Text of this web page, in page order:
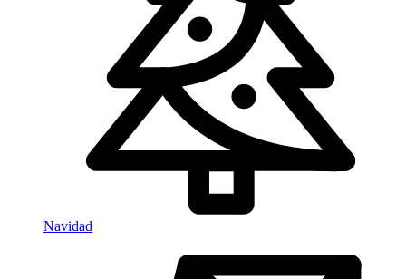
Navidad